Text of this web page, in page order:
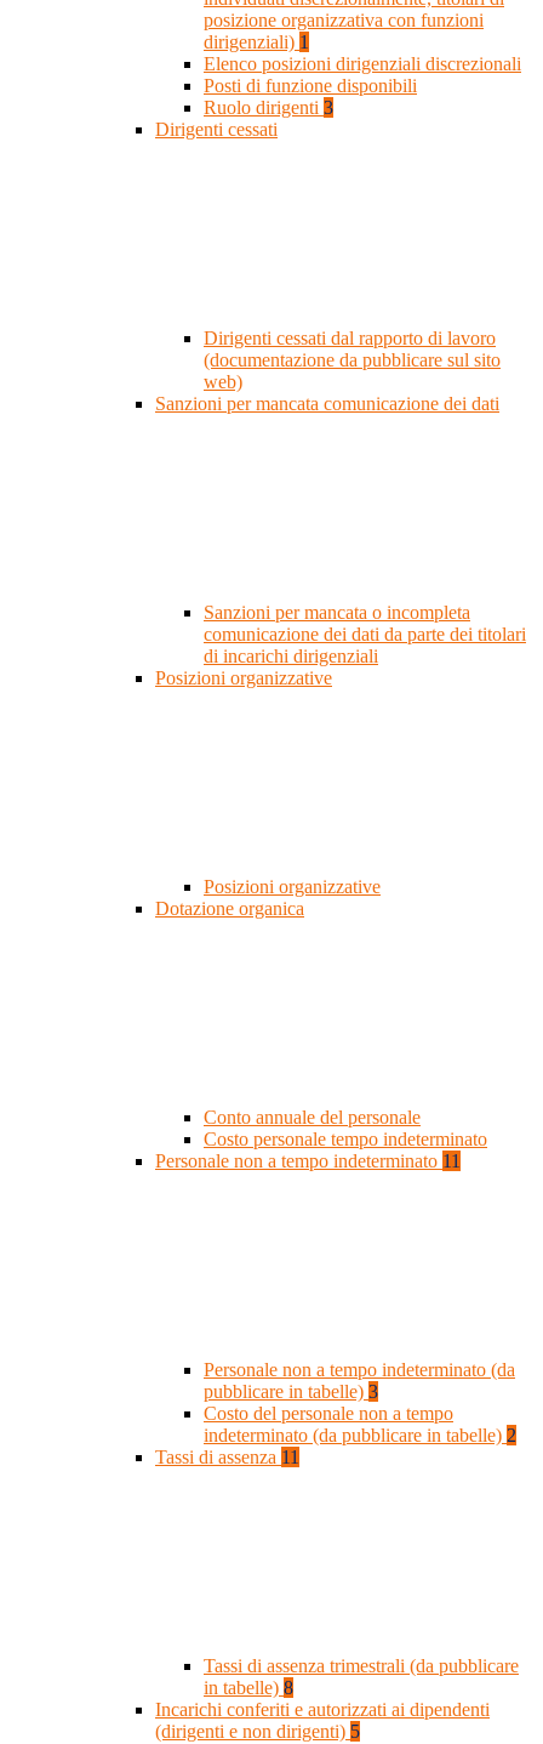
posizione organizzativa con funzioni
dirigenziali) 1
Elenco posizioni dirigenziali discrezionali
Posti di funzione disponibili
Ruolo dirigenti 3
Dirigenti cessati
Dirigenti cessati dal rapporto di lavoro
(documentazione da pubblicare sul sito
web)
Sanzioni per mancata comunicazione dei dati
Sanzioni per mancata o incompleta
comunicazione dei dati da parte dei titolari
di incarichi dirigenziali
Posizioni organizzative
Posizioni organizzative
Dotazione organica
Conto annuale del personale
Costo personale tempo indeterminato
Personale non a tempo indeterminato 11
Personale non a tempo indeterminato (da
pubblicare in tabelle) 3
Costo del personale non a tempo
indeterminato (da pubblicare in tabelle) 2
Tassi di assenza 11
Tassi di assenza trimestrali (da pubblicare
in tabelle) 8
Incarichi conferiti e autorizzati ai dipendenti
(dirigenti e non dirigenti) 5